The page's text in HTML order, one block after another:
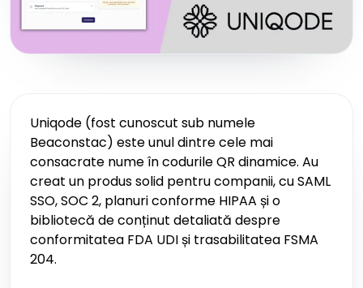
Uniqode (fost cunoscut sub numele
Beaconstac) este unul dintre cele mai
consacrate nume în codurile QR dinamice. Au
creat un produs solid pentru companii, cu SAML
SSO, SOC 2, planuri conforme HIPAA și o
bibliotecă de conținut detaliată despre
conformitatea FDA UDI și trasabilitatea FSMA
204.